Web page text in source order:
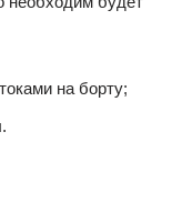
на борту;